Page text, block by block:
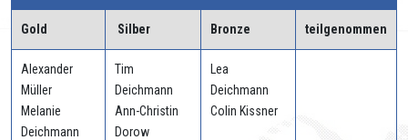
Gold Silber Bronze teilgenommen
Alexander
Müller
Melanie
Deichmann
Tim
Deichmann
Ann-Christin
Dorow
Lea
Deichmann
Colin Kissner